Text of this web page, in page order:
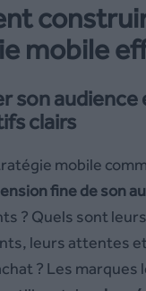
mobile
son audience
clairs
mobile
fine de son
? Quels sont leurs
leurs attentes
? Les marques